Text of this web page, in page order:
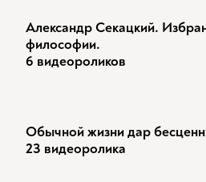
Александр Секацкий.
философии.
6 видеороликов
Обычной жизни дар
23 видеоролика